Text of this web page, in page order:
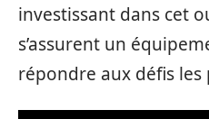
investissant dans cet
s’assurent un
répondre aux défis les